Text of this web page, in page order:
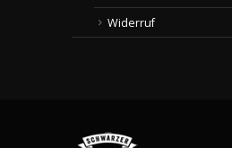
Widerruf